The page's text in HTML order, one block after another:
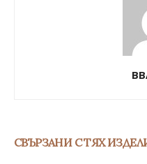
СВЪРЗАНИ С ТЯХ